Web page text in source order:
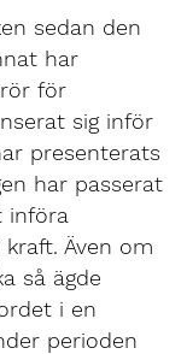
sedan den
har
för
sig inför
presenterats
har passerat
införa
Även om
så ägde
i en
perioden